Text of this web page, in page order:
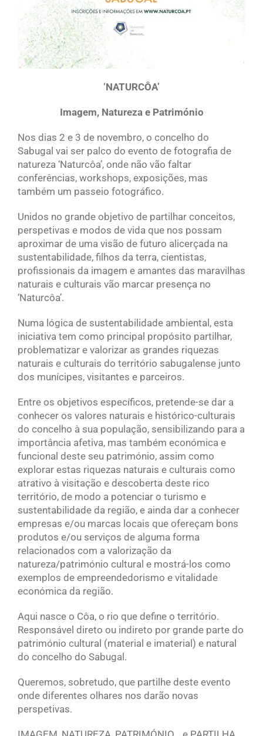
‘NATURCÔA’
Imagem, Natureza e Património
Nos dias 2 e 3 de novembro, o concelho do
Sabugal vai ser palco do evento de fotografia de
natureza ‘Naturcôa’, onde não vão faltar
conferências, workshops, exposições, mas
também um passeio fotográfico.
Unidos no grande objetivo de partilhar conceitos,
perspetivas e modos de vida que nos possam
aproximar de uma visão de futuro alicerçada na
sustentabilidade, filhos da terra, cientistas,
profissionais da imagem e amantes das maravilhas
naturais e culturais vão marcar presença no
‘Naturcôa’.
Numa lógica de sustentabilidade ambiental, esta
iniciativa tem como principal propósito partilhar,
problematizar e valorizar as grandes riquezas
naturais e culturais do território sabugalense junto
dos munícipes, visitantes e parceiros.
Entre os objetivos específicos, pretende-se dar a
conhecer os valores naturais e histórico-culturais
do concelho à sua população, sensibilizando para a
importância afetiva, mas também económica e
funcional deste seu património, assim como
explorar estas riquezas naturais e culturais como
atrativo à visitação e descoberta deste rico
território, de modo a potenciar o turismo e
sustentabilidade da região, e ainda dar a conhecer
empresas e/ou marcas locais que ofereçam bons
produtos e/ou serviços de alguma forma
relacionados com a valorização da
natureza/património cultural e mostrá-los como
exemplos de empreendedorismo e vitalidade
económica da região.
Aqui nasce o Côa, o rio que define o território.
Responsável direto ou indireto por grande parte do
património cultural (material e imaterial) e natural
do concelho do Sabugal.
Queremos, sobretudo, que partilhe deste evento
onde diferentes olhares nos darão novas
perspetivas.